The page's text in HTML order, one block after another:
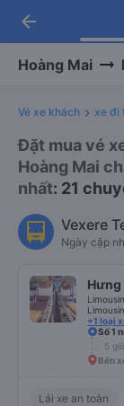
arrow_back
Hoàng Mai
Vé xe khách xe đi
Đặt mua vé
Hoàng Mai
nhất: 21
Vexere
Ngày cập
Hưng
+1 loại
Số 1
5
Bến
Lái xe an toàn